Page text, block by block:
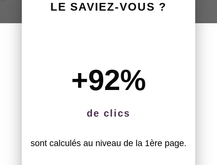
LE SAVIEZ-VOUS ?
+92%
de clics
sont calculés au niveau de la 1ère page.